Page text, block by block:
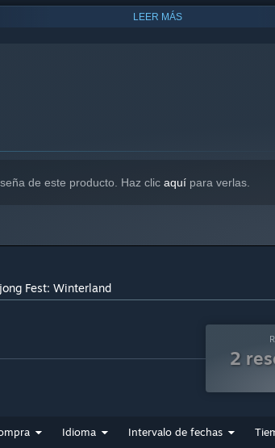
LEER MÁS
de este producto. Haz clic aquí para verlas.
Fest: Winterland
2
Idioma Intervalo de fechas